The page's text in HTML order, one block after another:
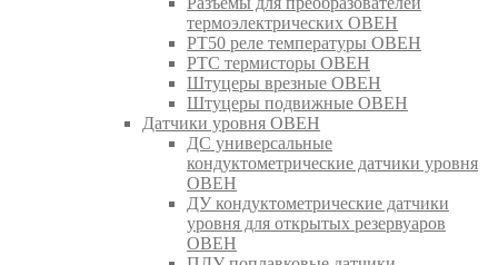
термоэлектрических ОВЕН
РТ50 реле температуры ОВЕН
РТС термисторы ОВЕН
Штуцеры врезные ОВЕН
Штуцеры подвижные ОВЕН
Датчики уровня ОВЕН
ДС универсальные
кондуктометрические датчики уровня
ОВЕН
ДУ кондуктометрические датчики
уровня для открытых резервуаров
ОВЕН